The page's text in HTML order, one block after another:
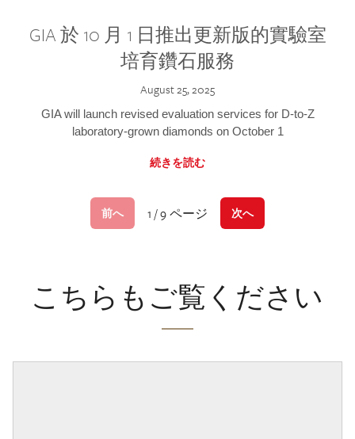
GIA 於 10 月 1 日推出更新版的實驗室
培育鑽石服務
August 25, 2025
GIA will launch revised evaluation services for D-to-Z
laboratory-grown diamonds on October 1
続きを読む
前へ 1 / 9 ページ 次へ
こちらもご覧ください